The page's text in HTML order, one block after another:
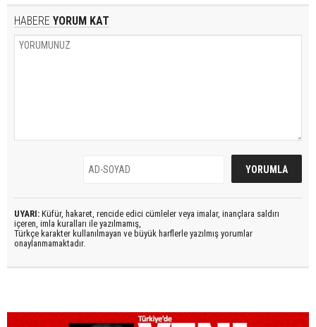
HABERE YORUM KAT
UYARI: Küfür, hakaret, rencide edici cümleler veya imalar, inançlara saldırı
içeren, imla kuralları ile yazılmamış,
Türkçe karakter kullanılmayan ve büyük harflerle yazılmış yorumlar
onaylanmamaktadır.